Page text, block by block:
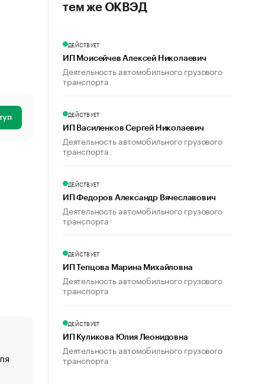
«От спорта тело стареет иначе». Как живет глава
создавшей GTA
тем же ОКВЭД
ДЕЙСТВУЕТ
ИП Моисейчев Алексей Николаевич
Деятельность автомобильного грузового
транспорта
ДЕЙСТВУЕТ
ИП Василенков Сергей Николаевич
Деятельность автомобильного грузового
транспорта
ДЕЙСТВУЕТ
ИП Федоров Александр Вячеславович
Деятельность автомобильного грузового
транспорта
ДЕЙСТВУЕТ
ИП Тепцова Марина Михайловна
Деятельность автомобильного грузового
транспорта
ДЕЙСТВУЕТ
ИП Куликова Юлия Леонидовна
Деятельность автомобильного грузового
транспорта